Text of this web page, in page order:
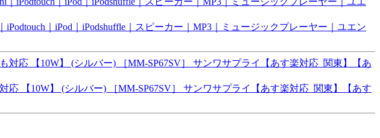
｜iPod｜iPodshuffle｜スピーカー｜MP3｜ミュージックプレーヤー｜ユエン
【10W】 (シルバー) ［MM-SP67SV］ サンワサプライ【あす楽対応_関東】【あす